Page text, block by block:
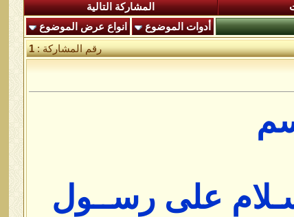
المشاركة التالية
أدوات الموضوع
انواع عرض الموضوع
رقم المشاركة :1
على رســول